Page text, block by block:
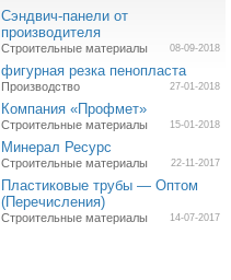
Сэндвич-панели от
производителя
Строительные материалы 08-09-2018
фигурная резка пенопласта
Производство 27-01-2018
Компания «Профмет»
Строительные материалы 15-01-2018
Минерал Ресурс
Строительные материалы 22-11-2017
Пластиковые трубы — Оптом
(Перечисления)
Строительные материалы 14-07-2017